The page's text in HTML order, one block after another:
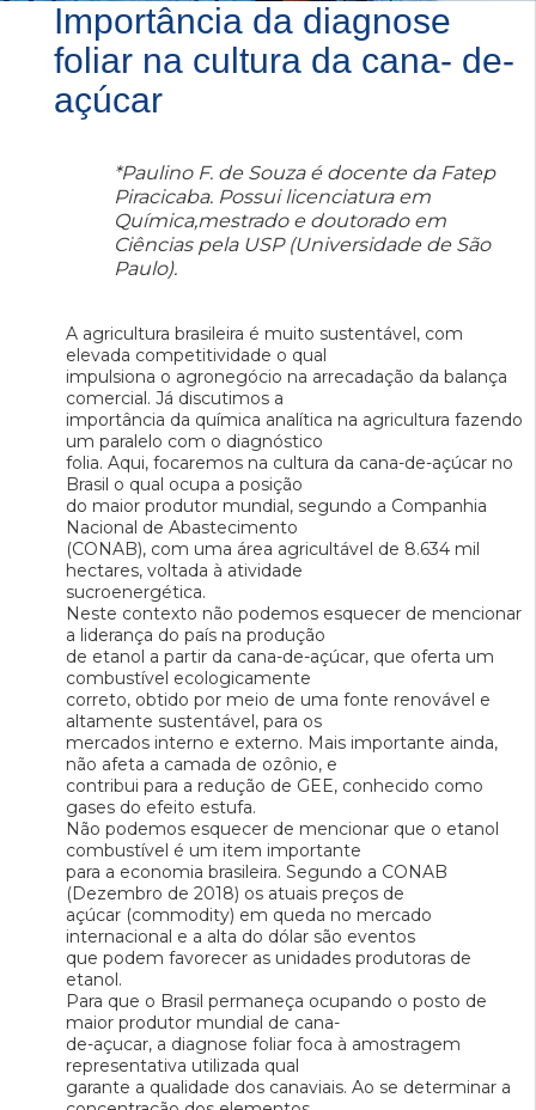
Importância da diagnose
foliar na cultura da cana- de-
açúcar
*Paulino F. de Souza é docente da Fatep
Piracicaba. Possui licenciatura em
Química,mestrado e doutorado em
Ciências pela USP (Universidade de São
Paulo).
A agricultura brasileira é muito sustentável, com
elevada competitividade o qual
impulsiona o agronegócio na arrecadação da balança
comercial. Já discutimos a
importância da química analítica na agricultura fazendo
um paralelo com o diagnóstico
folia. Aqui, focaremos na cultura da cana-de-açúcar no
Brasil o qual ocupa a posição
do maior produtor mundial, segundo a Companhia
Nacional de Abastecimento
(CONAB), com uma área agricultável de 8.634 mil
hectares, voltada à atividade
sucroenergética.
Neste contexto não podemos esquecer de mencionar
a liderança do país na produção
de etanol a partir da cana-de-açúcar, que oferta um
combustível ecologicamente
correto, obtido por meio de uma fonte renovável e
altamente sustentável, para os
mercados interno e externo. Mais importante ainda,
não afeta a camada de ozônio, e
contribui para a redução de GEE, conhecido como
gases do efeito estufa.
Não podemos esquecer de mencionar que o etanol
combustível é um item importante
para a economia brasileira. Segundo a CONAB
(Dezembro de 2018) os atuais preços de
açúcar (commodity) em queda no mercado
internacional e a alta do dólar são eventos
que podem favorecer as unidades produtoras de
etanol.
Para que o Brasil permaneça ocupando o posto de
maior produtor mundial de cana-
de-açucar, a diagnose foliar foca à amostragem
representativa utilizada qual
garante a qualidade dos canaviais. Ao se determinar a